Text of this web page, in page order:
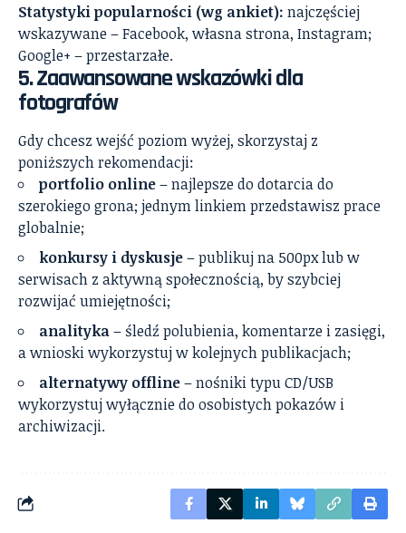
Statystyki popularności (wg ankiet): najczęściej
wskazywane – Facebook, własna strona, Instagram;
Google+ – przestarzałe.
5. Zaawansowane wskazówki dla
fotografów
Gdy chcesz wejść poziom wyżej, skorzystaj z
poniższych rekomendacji:
portfolio online– najlepsze do dotarcia do
szerokiego grona; jednym linkiem przedstawisz prace
globalnie;
konkursy i dyskusje– publikuj na 500px lub w
serwisach z aktywną społecznością, by szybciej
rozwijać umiejętności;
analityka– śledź polubienia, komentarze i zasięgi,
a wnioski wykorzystuj w kolejnych publikacjach;
alternatywy offline– nośniki typu CD/USB
wykorzystuj wyłącznie do osobistych pokazów i
archiwizacji.